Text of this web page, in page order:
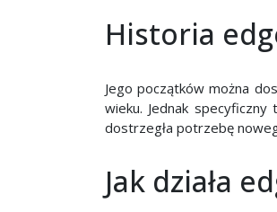
Historia
Jego początków można
wieku. Jednak
dostrzegła potrzebę
Jak działa